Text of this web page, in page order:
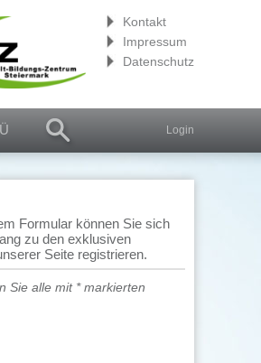
Kontakt
Impressum
Datenschutz
Login
Formular können Sie sich
zu den exklusiven
Seite registrieren.
Sie alle mit * markierten